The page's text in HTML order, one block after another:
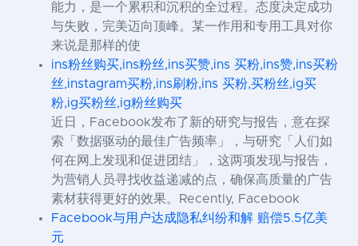
能力，是一个累积和沉积的全过程。态度决定成功
与失败，完美迈向顶峰。某一作用和专用工具对你
来说是那样的使
ins粉丝购买,ins粉丝,ins买赞,ins 买粉,ins赞,ins买粉
丝,instagram买粉,ins刷粉,ins 买粉,买粉丝,ig买
粉,ig买粉丝,ig粉丝购买
近日，Facebook发布了新的研究与报告，意在探
索「数据驱动的最佳广告频率」，与研究「人们如
何在网上发现和促进团结」，这两项发现与报告，
为营销人员寻找收益递减的点，确保高质量的广告
素材获得更好的效果。Recently, Facebook
Facebook与用户达成隐私纠纷和解 赔偿5.5亿美
元